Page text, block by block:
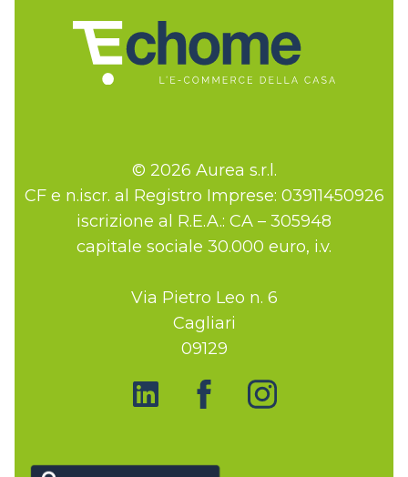
© 2026 Aurea s.r.l.
CF e n.iscr. al Registro Imprese: 03911450926
iscrizione al R.E.A.: CA – 305948
capitale sociale 30.000 euro, i.v.
Via Pietro Leo n. 6
Cagliari
09129